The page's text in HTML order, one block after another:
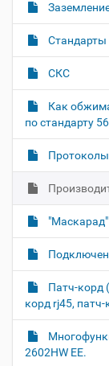
о
г
а
ц
и
я
Стандарты
СКС
Как
по стандарту
Протоколы
Патч-корд
корд rj45, патч-
2602HW EE.